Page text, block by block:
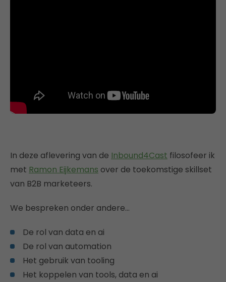
In deze aflevering van de Inbound4Cast filosofeer ik
met Ramon Eijkemans over de toekomstige skillset
van B2B marketeers.
We bespreken onder andere…
De rol van data en ai
De rol van automation
Het gebruik van tooling
Het koppelen van tools, data en ai